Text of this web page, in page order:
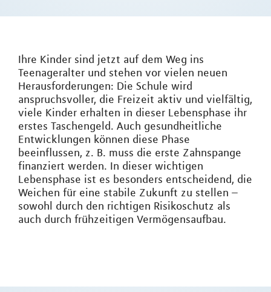
Ihre Kinder sind jetzt auf dem Weg ins
Teenageralter und stehen vor vielen neuen
Herausforderungen: Die Schule wird
anspruchsvoller, die Freizeit aktiv und vielfältig,
viele Kinder erhalten in dieser Lebensphase ihr
erstes Taschengeld. Auch gesundheitliche
Entwicklungen können diese Phase
beeinflussen, z. B. muss die erste Zahnspange
finanziert werden. In dieser wichtigen
Lebensphase ist es besonders entscheidend, die
Weichen für eine stabile Zukunft zu stellen –
sowohl durch den richtigen Risikoschutz als
auch durch frühzeitigen Vermögensaufbau.